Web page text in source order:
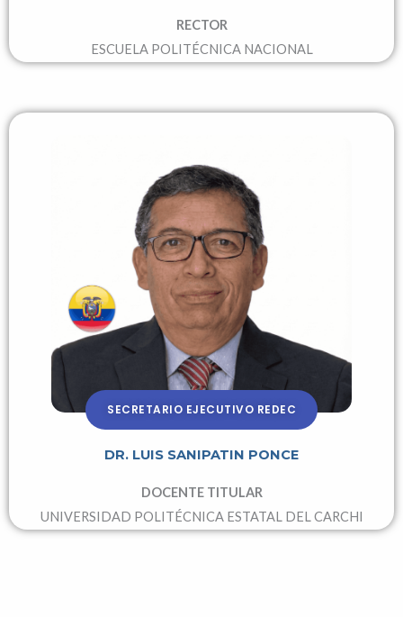
RECTOR
ESCUELA POLITÉCNICA NACIONAL
SECRETARIO EJECUTIVO REDEC
DR. LUIS SANIPATIN PONCE
DOCENTE TITULAR
UNIVERSIDAD POLITÉCNICA ESTATAL DEL CARCHI